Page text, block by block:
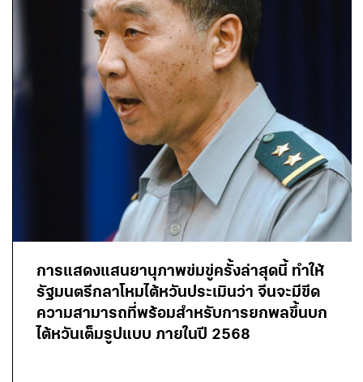
การแสดงแสนยานุภาพข่มขู่ครั้งล่าสุดนี้ ทำให้
รัฐมนตรีกลาโหมไต้หวันประเมินว่า จีนจะมีขีด
ความสามารถที่พร้อมสำหรับการยกพลขึ้นบก
ไต้หวันเต็มรูปแบบ ภายในปี 2568